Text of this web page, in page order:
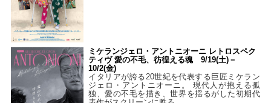
ミケランジェロ・アントニオーニ レトロスペク
ティヴ 愛の不毛、彷徨える魂 9/19(土)－
10/2(金)
イタリアが誇る20世紀を代表する巨匠ミケラン
ジェロ・アントニオーニ。 現代人が抱える孤
独、愛の不毛を描き、世界を揺るがした初期代